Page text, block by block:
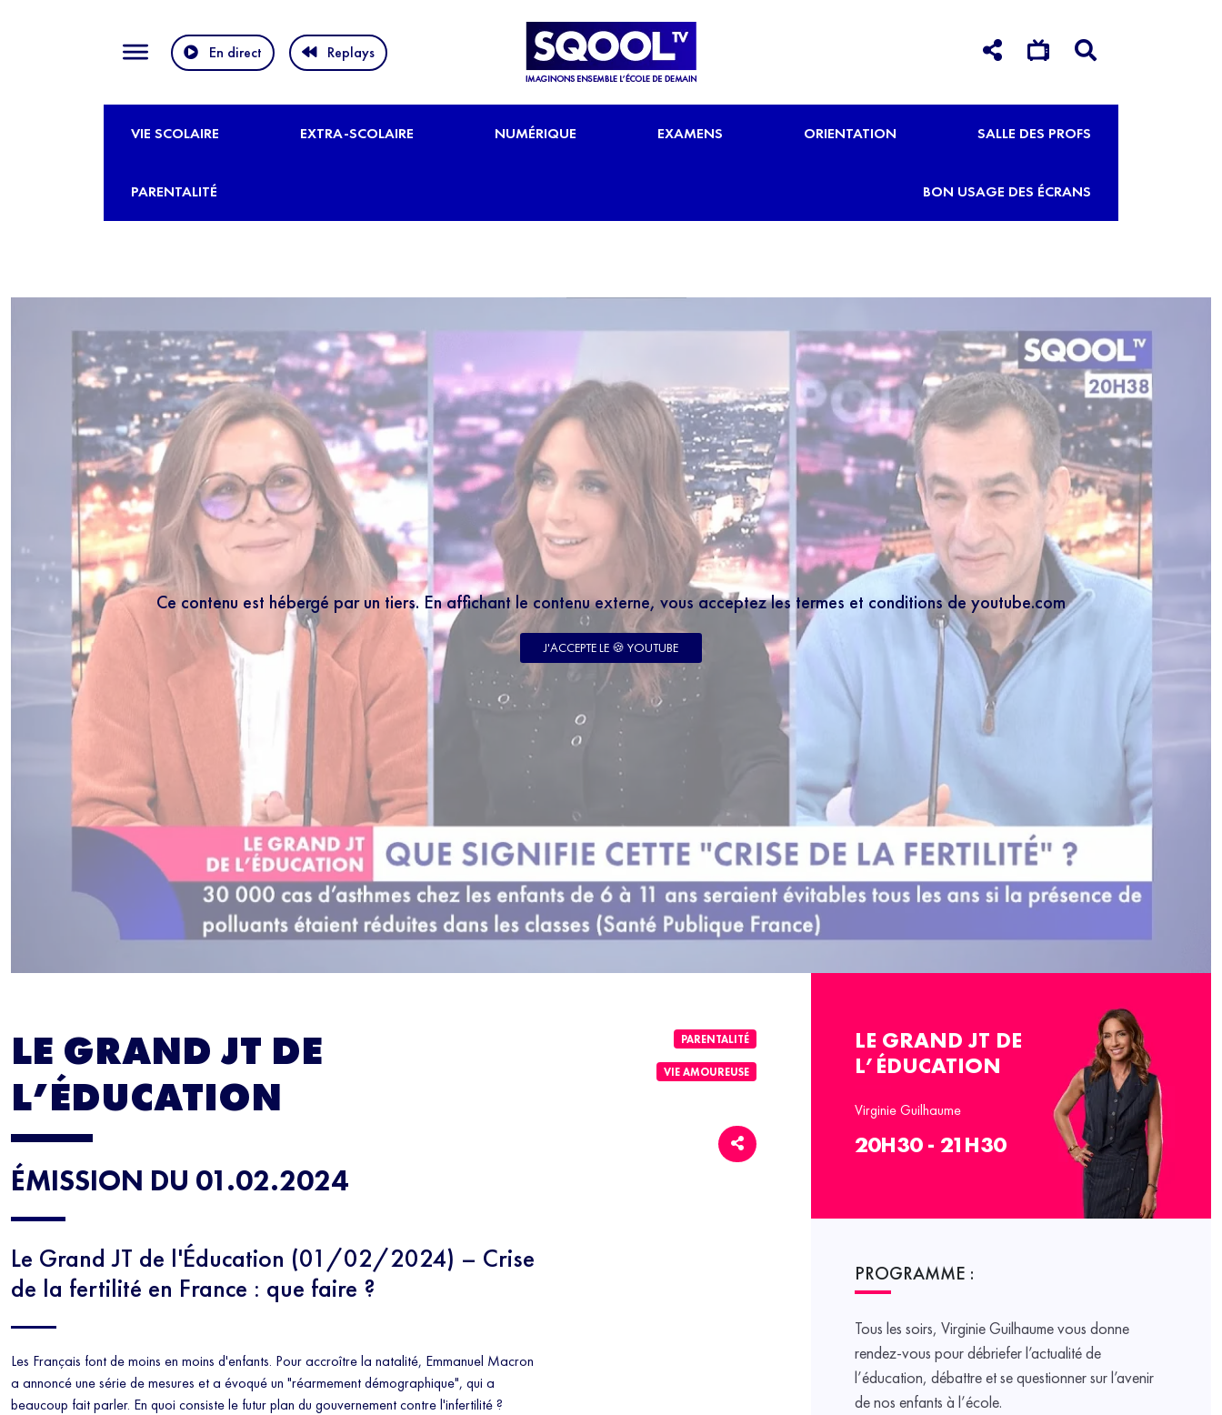
En direct Replays
VIE SCOLAIRE EXTRA-SCOLAIRE NUMÉRIQUE EXAMENS ORIENTATION SALLE DES PROFS
PARENTALITÉ BON USAGE DES ÉCRANS
Ce contenu est hébergé par un tiers. En affichant le contenu externe, vous acceptez les termes et conditions de youtube.com
J'ACCEPTE LE 🍪 YOUTUBE
LE GRAND JT DE
L’ÉDUCATION
ÉMISSION DU 01.02.2024
Le Grand JT de l'Éducation (01/02/2024) – Crise
de la fertilité en France : que faire ?
Les Français font de moins en moins d'enfants. Pour accroître la natalité, Emmanuel Macron
a annoncé une série de mesures et a évoqué un "réarmement démographique", qui a
beaucoup fait parler. En quoi consiste le futur plan du gouvernement contre l'infertilité ?
PARENTALITÉ
VIE AMOUREUSE
LE GRAND JT DE
L’ÉDUCATION
Virginie Guilhaume
20H30 - 21H30
PROGRAMME :
Tous les soirs, Virginie Guilhaume vous donne
rendez-vous pour débriefer l’actualité de
l’éducation, débattre et se questionner sur l’avenir
de nos enfants à l’école.